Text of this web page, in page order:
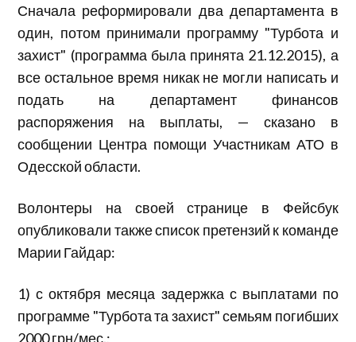
Сначала реформировали два департамента в
один, потом принимали программу "Турбота и
захист" (программа была принята 21.12.2015), а
все остальное время никак не могли написать и
подать на департамент финансов
распоряжения на выплаты, — сказано в
сообщении Центра помощи Участникам АТО в
Одесской области.
Волонтеры на своей странице в Фейсбук
опубликовали также список претензий к команде
Марии Гайдар:
1) с октября месяца задержка с выплатами по
программе "Турбота та захист" семьям погибших
2000 грн/мес.;